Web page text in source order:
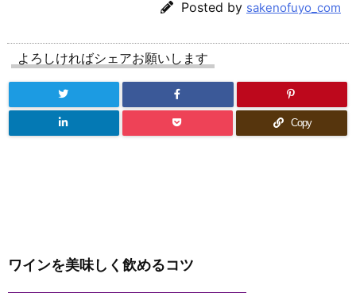
Posted by sakenofuyo_com
よろしければシェアお願いします
Copy
ワインを美味しく飲めるコツ